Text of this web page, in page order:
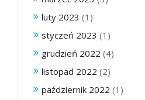
luty 2023 (1)
styczeń 2023 (1)
grudzień 2022 (4)
listopad 2022 (2)
październik 2022 (1)